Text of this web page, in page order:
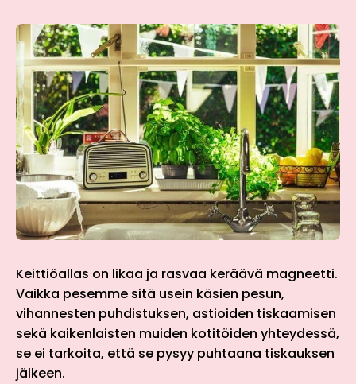
Keittiöallas on likaa ja rasvaa keräävä magneetti.
Vaikka pesemme sitä usein käsien pesun,
vihannesten puhdistuksen, astioiden tiskaamisen
sekä kaikenlaisten muiden kotitöiden yhteydessä,
se ei tarkoita, että se pysyy puhtaana tiskauksen
jälkeen.